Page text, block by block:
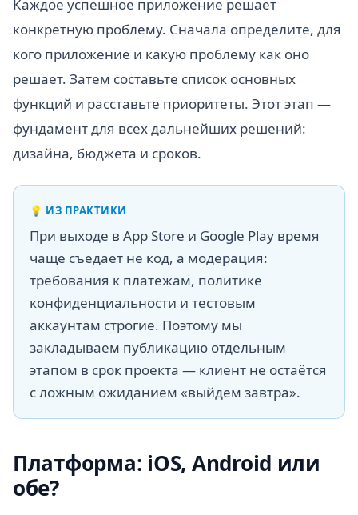
Каждое успешное приложение решает
конкретную проблему. Сначала определите, для
кого приложение и какую проблему как оно
решает. Затем составьте список основных
функций и расставьте приоритеты. Этот этап —
фундамент для всех дальнейших решений:
дизайна, бюджета и сроков.
💡 ИЗ ПРАКТИКИ
При выходе в App Store и Google Play время
чаще съедает не код, а модерация:
требования к платежам, политике
конфиденциальности и тестовым
аккаунтам строгие. Поэтому мы
закладываем публикацию отдельным
этапом в срок проекта — клиент не остаётся
с ложным ожиданием «выйдем завтра».
Платформа: iOS, Android или
обе?